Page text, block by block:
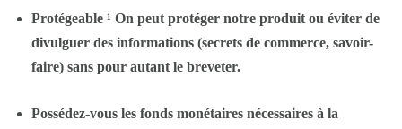
Protégeable ¹ On peut protéger notre produit ou éviter de
divulguer des informations (secrets de commerce, savoir-
faire) sans pour autant le breveter.
Possédez-vous les fonds monétaires nécessaires à la